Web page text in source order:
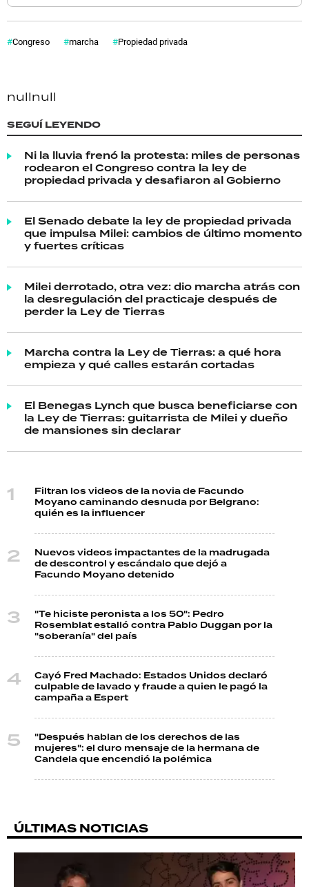
Congreso marcha Propiedad privada
nullnull
SEGUÍ LEYENDO
Ni la lluvia frenó la protesta: miles de personas
rodearon el Congreso contra la ley de
propiedad privada y desafiaron al Gobierno
El Senado debate la ley de propiedad privada
que impulsa Milei: cambios de último momento
y fuertes críticas
Milei derrotado, otra vez: dio marcha atrás con
la desregulación del practicaje después de
perder la Ley de Tierras
Marcha contra la Ley de Tierras: a qué hora
empieza y qué calles estarán cortadas
El Benegas Lynch que busca beneficiarse con
la Ley de Tierras: guitarrista de Milei y dueño
de mansiones sin declarar
Filtran los videos de la novia de Facundo
Moyano caminando desnuda por Belgrano:
quién es la influencer
Nuevos videos impactantes de la madrugada
de descontrol y escándalo que dejó a
Facundo Moyano detenido
"Te hiciste peronista a los 50": Pedro
Rosemblat estalló contra Pablo Duggan por la
"soberanía" del país
Cayó Fred Machado: Estados Unidos declaró
culpable de lavado y fraude a quien le pagó la
campaña a Espert
"Después hablan de los derechos de las
mujeres": el duro mensaje de la hermana de
Candela que encendió la polémica
ÚLTIMAS NOTICIAS